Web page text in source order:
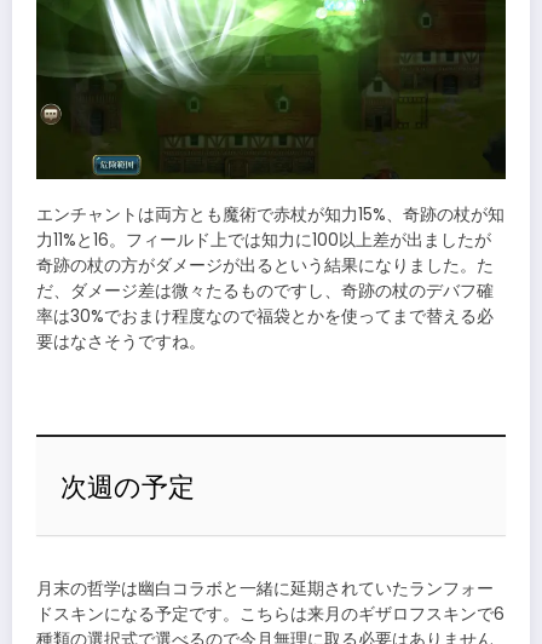
エンチャントは両方とも魔術で赤杖が知力15%、奇跡の杖が知
力11%と16。フィールド上では知力に100以上差が出ましたが
奇跡の杖の方がダメージが出るという結果になりました。た
だ、ダメージ差は微々たるものですし、奇跡の杖のデバフ確
率は30%でおまけ程度なので福袋とかを使ってまで替える必
要はなさそうですね。
次週の予定
月末の哲学は幽白コラボと一緒に延期されていたランフォー
ドスキンになる予定です。こちらは来月のギザロフスキンで6